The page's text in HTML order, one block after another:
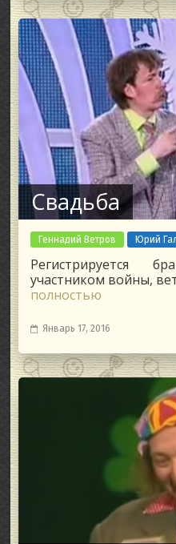
Свадьба
Геннадий Ветров Юрий
Регистрируется
участником войны,
полностью
Январь 17, 2016